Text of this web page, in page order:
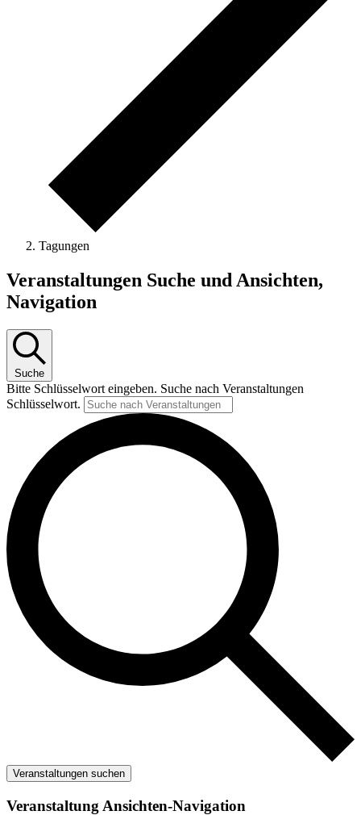
Tagungen
Veranstaltungen
Veranstaltungen Suche und Ansichten,
Navigation
Suche
Bitte Schlüsselwort eingeben. Suche nach Veranstaltungen
Schlüsselwort.
Veranstaltungen suchen
Veranstaltung Ansichten-Navigation